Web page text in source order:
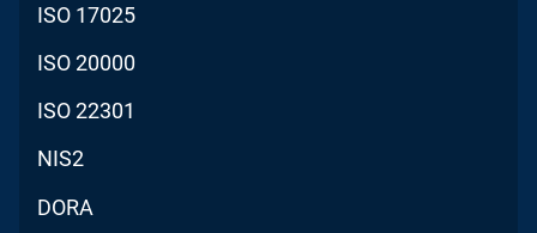
ISO 17025
ISO 20000
ISO 22301
NIS2
DORA